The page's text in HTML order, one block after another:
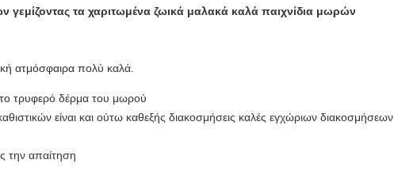
ατμόσφαιρα πολύ καλά.
το τρυφερό δέρμα του μωρού
είναι και ούτω καθεξής διακοσμήσεις καλές εγχώριων διακοσμήσεων
την απαίτηση